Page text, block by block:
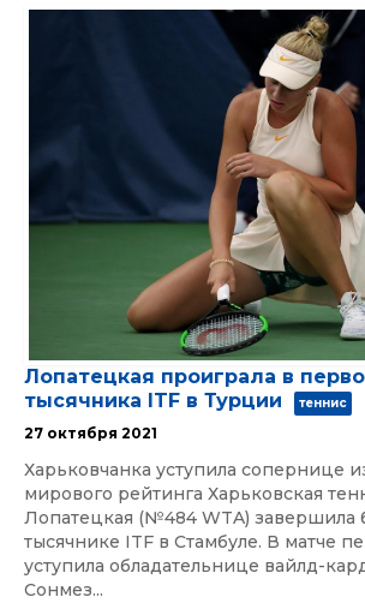
Лопатецкая проиграла в
тысячника ITF в Турции
теннис
27 октября 2021
Харьковчанка уступила сопернице
мирового рейтинга Харьковская
Лопатецкая (№484 WTA) завершила
тысячнике ITF в Стамбуле. В матче
уступила обладательнице вайлд-
Сонмез...